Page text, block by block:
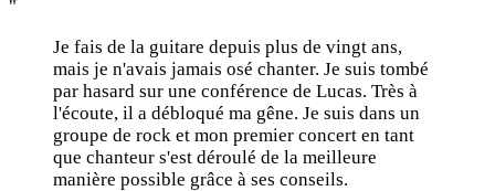
"
Je fais de la guitare depuis plus de vingt ans,
mais je n'avais jamais osé chanter. Je suis tombé
par hasard sur une conférence de Lucas. Très à
l'écoute, il a débloqué ma gêne. Je suis dans un
groupe de rock et mon premier concert en tant
que chanteur s'est déroulé de la meilleure
manière possible grâce à ses conseils.